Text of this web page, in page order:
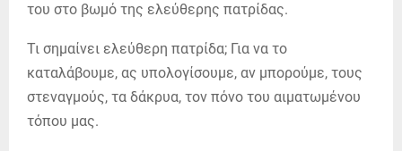
του στο βωμό της ελεύθερης πατρίδας.
Τι σημαίνει ελεύθερη πατρίδα; Για να το
καταλάβουμε, ας υπολογίσουμε, αν μπορούμε, τους
στεναγμούς, τα δάκρυα, τον πόνο του αιματωμένου
τόπου μας.